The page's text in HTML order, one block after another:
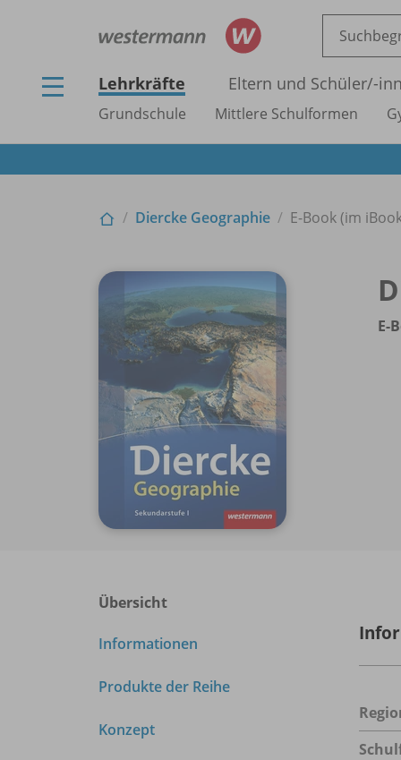
Lehrkräfte Eltern und Schüler/-
Grundschule Mittlere Schulformen
Diercke Geographie E-Book (im
E-
Übersicht
Informationen
Produkte der Reihe
Konzept